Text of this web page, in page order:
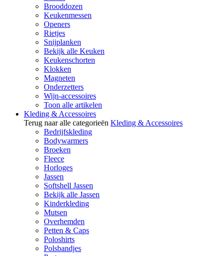
Brooddozen
Keukenmessen
Openers
Rietjes
Snijplanken
Bekijk alle Keuken
Keukenschorten
Klokken
Magneten
Onderzetters
Wijn-accessoires
Toon alle artikelen
Kleding & Accessoires
Terug naar alle categorieën Kleding & Accessoires
Bedrijfskleding
Bodywarmers
Broeken
Fleece
Horloges
Jassen
Softshell Jassen
Bekijk alle Jassen
Kinderkleding
Mutsen
Overhemden
Petten & Caps
Poloshirts
Polsbandjes